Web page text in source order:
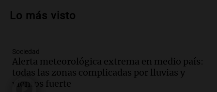
histórico limpiavidrios
Audio.
criaderos: "La superpoblación de perros
y gatos es gravísima"
Noticias Rosario
Lo más visto
Sociedad
Alerta meteorológica extrema en medio país:
todas las zonas complicadas por lluvias y
vientos fuerte